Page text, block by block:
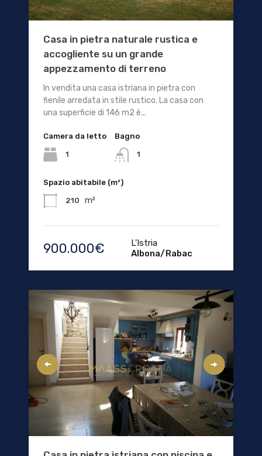
Casa in pietra naturale rustica e
accogliente su un grande
appezzamento di terreno
In vendita una casa istriana in pietra con
fienile arredata in stile rustico. La casa con
una superficie di 146 m2 è...
Camera da letto
1
Bagno
1
Spazio abitabile (m²)
210 m²
900.000€
L'Istria
Albona/Rabac